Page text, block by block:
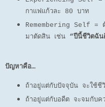
กาแฟแก้วละ 80 บาท
Remembering Self = ตั
มาตัดสิน เช่น “ปีนี้ชีวิตฉัน
ปัญหาคือ…
ถ้าอยู่แต่กับปัจจุบัน จะใช้
ถ้าอยู่แต่กับอดีต จะจมกับค